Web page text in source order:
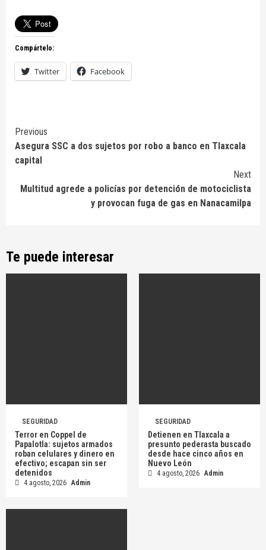
Compártelo:
Twitter Facebook
Continue
Reading
Previous
Asegura SSC a dos sujetos por robo a banco en Tlaxcala
capital
Next
Multitud agrede a policías por detención de motociclista
y provocan fuga de gas en Nanacamilpa
Te puede interesar
SEGURIDAD
Terror en Coppel de
Papalotla: sujetos armados
roban celulares y dinero en
efectivo; escapan sin ser
detenidos
4 agosto, 2026 Admin
SEGURIDAD
Detienen en Tlaxcala a
presunto pederasta buscado
desde hace cinco años en
Nuevo León
4 agosto, 2026 Admin